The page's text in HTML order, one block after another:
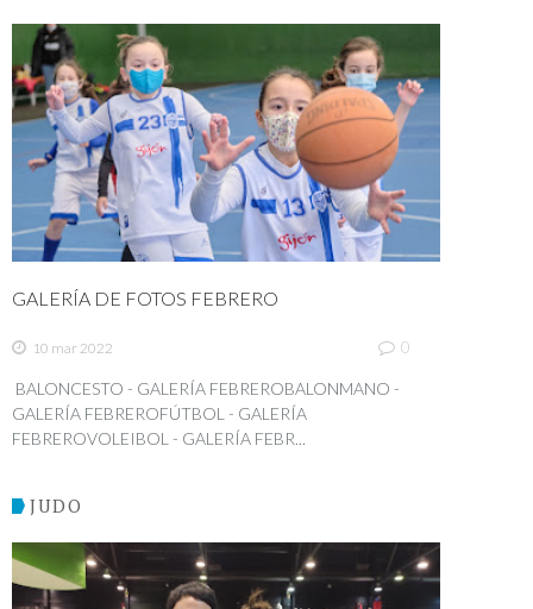
GALERÍA DE FOTOS FEBRERO
10 mar 2022 0
BALONCESTO - GALERÍA FEBREROBALONMANO -
GALERÍA FEBREROFÚTBOL - GALERÍA
FEBREROVOLEIBOL - GALERÍA FEBR...
JUDO